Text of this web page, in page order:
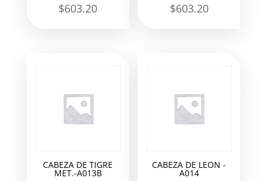
$603.20 $603.20
CABEZA DE TIGRE
MET.-A013B
CABEZA DE LEON -
A014